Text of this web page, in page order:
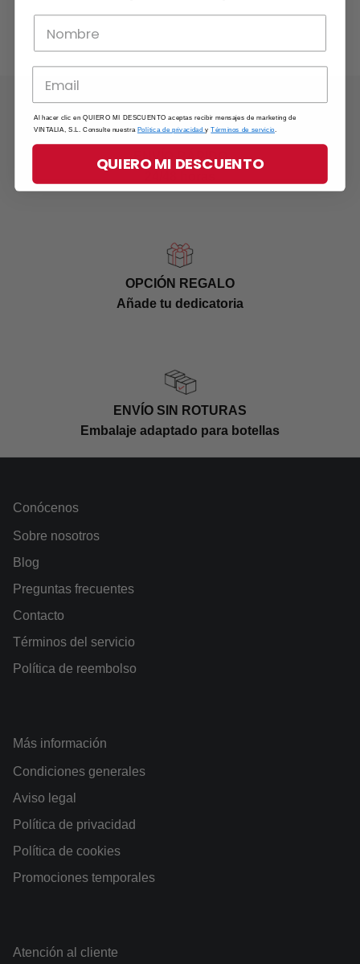
ENVÍO RÁPIDO
OPCIÓN REGALO
Añade tu dedicatoria
ENVÍO SIN ROTURAS
Embalaje adaptado para botellas
Conócenos
Sobre nosotros
Blog
Preguntas frecuentes
Contacto
Términos del servicio
Política de reembolso
Más información
Condiciones generales
Aviso legal
Política de privacidad
Política de cookies
Promociones temporales
Atención al cliente
Al hacer clic en QUIERO MI DESCUENTO aceptas recibir mensajes de marketing de
VINTALIA, S.L. Consulte nuestra Política de privacidadyTérminos de servicio
QUIERO MI DESCUENTO